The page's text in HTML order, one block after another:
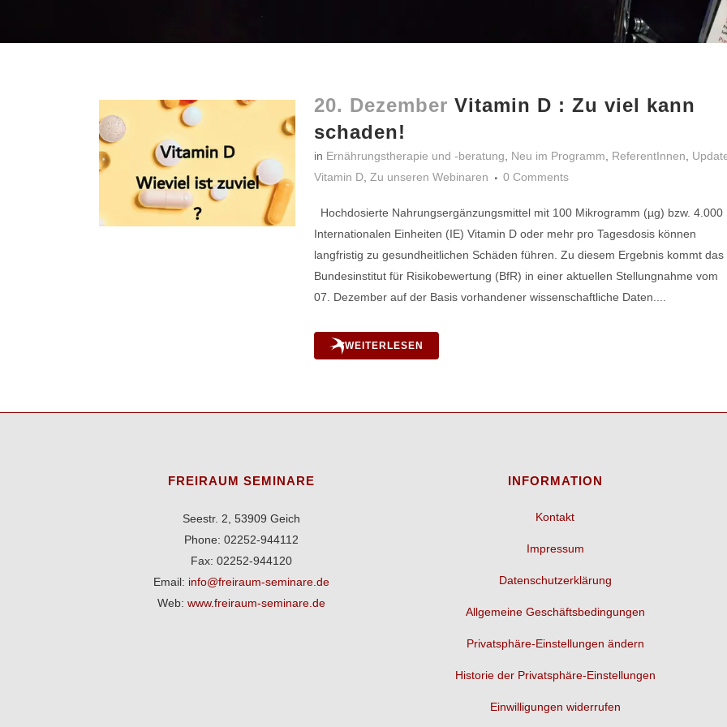
20. Dezember Vitamin D : Zu viel kann
schaden!
in Ernährungstherapie und -beratung Neu im Programm ReferentInnen
Vitamin D, Zu unseren Webinaren 0 Comments
Hochdosierte Nahrungsergänzungsmittel mit 100 Mikrogramm (µg) bzw. 4.000
Internationalen Einheiten (IE) Vitamin D oder mehr pro Tagesdosis können
langfristig zu gesundheitlichen Schäden führen. Zu diesem Ergebnis kommt das
Bundesinstitut für Risikobewertung (BfR) in einer aktuellen Stellungnahme vom
07. Dezember auf der Basis vorhandener wissenschaftliche Daten....
WEITERLESEN
FREIRAUM SEMINARE
Seestr. 2, 53909 Geich
Phone: 02252-944112
Fax: 02252-944120
Email: info@freiraum-seminare.de
Web:www.freiraum-seminare.de
INFORMATION
Kontakt
Impressum
Datenschutzerklärung
Allgemeine Geschäftsbedingungen
Privatsphäre-Einstellungen ändern
Historie der Privatsphäre-Einstellungen
Einwilligungen widerrufen